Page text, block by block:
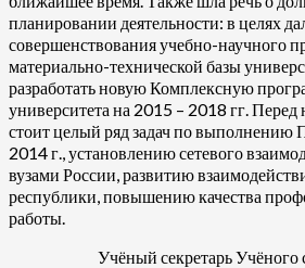
планировании деятельности: в целях
совершенствования учебно-научного
материально-технической базы
разработать новую Комплексную
университета на 2015 – 2018 гг.
стоит целый ряд задач по выполнению
2014 г., установлению сетевого
вузами России, развитию
республики, повышению качества
работы.
Учёный секретарь